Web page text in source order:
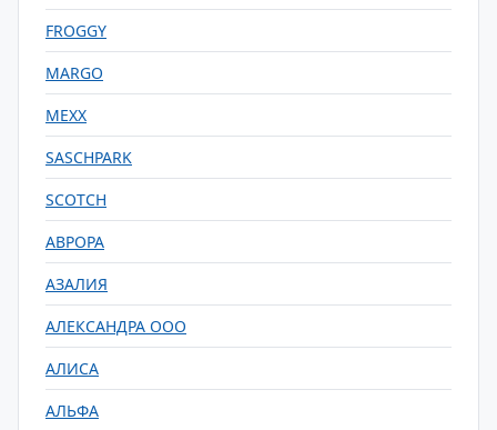
FROGGY
MARGO
MEXX
SASCHPARK
SCOTCH
АВРОРА
АЗАЛИЯ
АЛЕКСАНДРА ООО
АЛИСА
АЛЬФА